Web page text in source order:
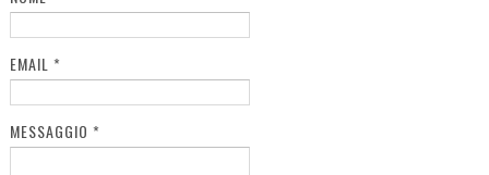
EMAIL *
MESSAGGIO *